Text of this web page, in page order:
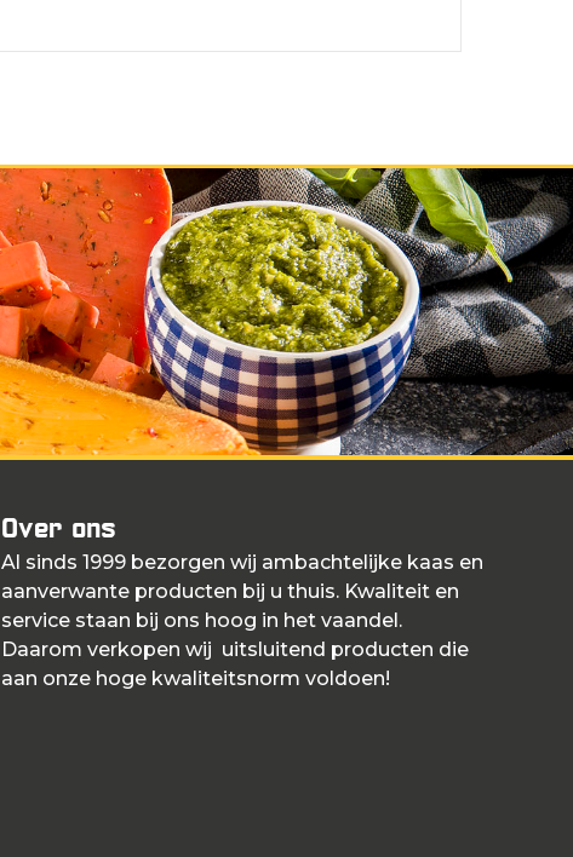
Over ons
Al sinds 1999 bezorgen wij ambachtelijke kaas en
aanverwante producten bij u thuis. Kwaliteit en
service staan bij ons hoog in het vaandel.
Daarom verkopen wij uitsluitend producten die
aan onze hoge kwaliteitsnorm voldoen!